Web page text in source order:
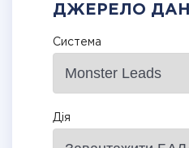
ДЖЕРЕЛО
Система
Дія